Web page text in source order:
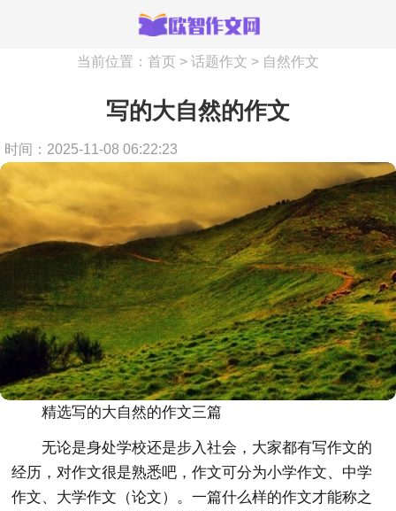
当前位置： 首页 > 话题作文 > 自然作文
写的大自然的作文
时间：2025-11-08 06:22:23
精选写的大自然的作文三篇
无论是身处学校还是步入社会，大家都有写作文的
经历，对作文很是熟悉吧，作文可分为小学作文、中学
作文、大学作文（论文）。一篇什么样的作文才能称之